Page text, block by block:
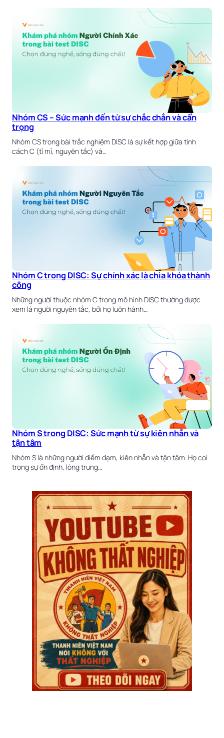
Nhóm CS – Sức mạnh đến từ sự chắc chắn và cẩn
trọng
Nhóm CS trong bài trắc nghiệm DISC là sự kết hợp giữa tính
cách C (tỉ mỉ, nguyên tắc) và…
Nhóm C trong DISC: Sự chính xác là chìa khóa thành
công
Những người thuộc nhóm C trong mô hình DISC thường được
xem là người nguyên tắc, bởi họ luôn hành…
Nhóm S trong DISC: Sức mạnh từ sự kiên nhẫn và
tận tâm
Nhóm S là những người điềm đạm, kiên nhẫn và tận tâm. Họ coi
trọng sự ổn định, lòng trung…